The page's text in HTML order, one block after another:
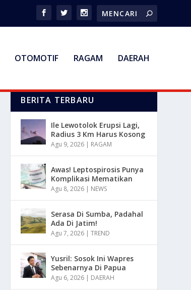
OTOMOTIF RAGAM DAERAH
BERITA TERBARU
Ile Lewotolok Erupsi Lagi,
Radius 3 Km Harus Kosong
Agu 9, 2026 | RAGAM
Awas! Leptospirosis Punya
Komplikasi Mematikan
Agu 8, 2026 | NEWS
Serasa Di Sumba, Padahal
Ada Di Jatim!
Agu 7, 2026 |TREND
Yusril: Sosok Ini Wapres
Sebenarnya Di Papua
Agu 6, 2026 | DAERAH